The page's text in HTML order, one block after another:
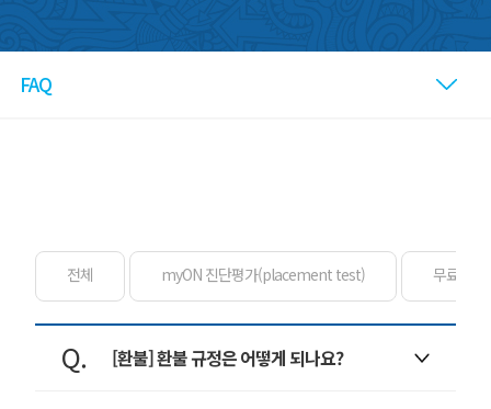
FAQ
전체 myON 진단평가(placement test) 무료체험
[환불] 환불 규정은 어떻게 되나요?